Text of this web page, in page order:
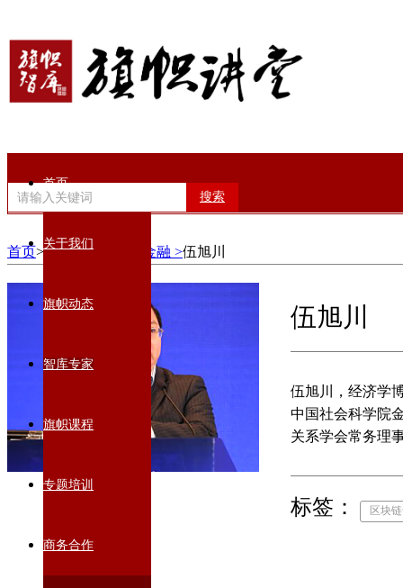
搜索
首页
关于我们
旗帜动态
智库专家
旗帜课程
专题培训
商务合作
首页>智库专家> 经济金融 >伍旭川
伍旭川
伍旭川，经济学
中国社会科学院
关系学会常务理
标签： 区块